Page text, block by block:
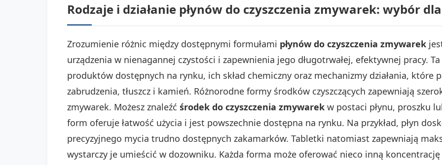
Rodzaje i działanie płynów do czyszczenia zmywarek: wybór
Zrozumienie różnic między dostępnymi formułami płynów do czyszczenia zmywarek
urządzenia w nienagannej czystości i zapewnienia jego długotrwałej, efektywnej pracy.
produktów dostępnych na rynku, ich skład chemiczny oraz mechanizmy działania, które
zabrudzenia, tłuszcz i kamień. Różnorodne formy środków czyszczących zapewniają
zmywarek. Możesz znaleźć środek do czyszczenia zmywarek w postaci płynu, proszku
form oferuje łatwość użycia i jest powszechnie dostępna na rynku. Na przykład, płyn
precyzyjnego mycia trudno dostępnych zakamarków. Tabletki natomiast zapewniają
wystarczy je umieścić w dozowniku. Każda forma może oferować nieco inną koncentrację